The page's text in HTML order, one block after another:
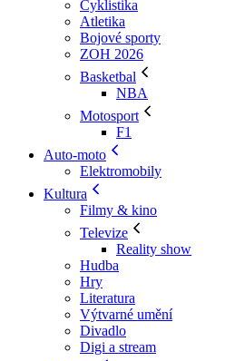
Cyklistika
Atletika
Bojové sporty
ZOH 2026
Basketbal
NBA
Motosport
F1
Auto-moto
Elektromobily
Kultura
Filmy & kino
Televize
Reality show
Hudba
Hry
Literatura
Výtvarné umění
Divadlo
Digi a stream